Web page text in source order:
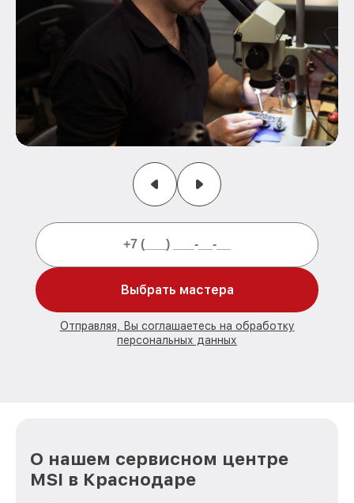
Выбрать мастера
Отправляя, Вы соглашаетесь на обработку
персональных данных
О нашем сервисном центре
MSI в Краснодаре